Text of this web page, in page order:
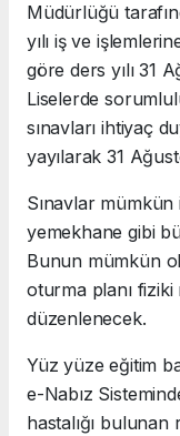
Müdürlüğü
yılı iş ve
göre ders yılı 31
Liselerde
sınavları ihtiyaç
yayılarak 31
Sınavlar
yemekhane gibi
Bunun mümkün
oturma planı
düzenlenecek.
Yüz yüze eğitim
e-Nabız
hastalığı